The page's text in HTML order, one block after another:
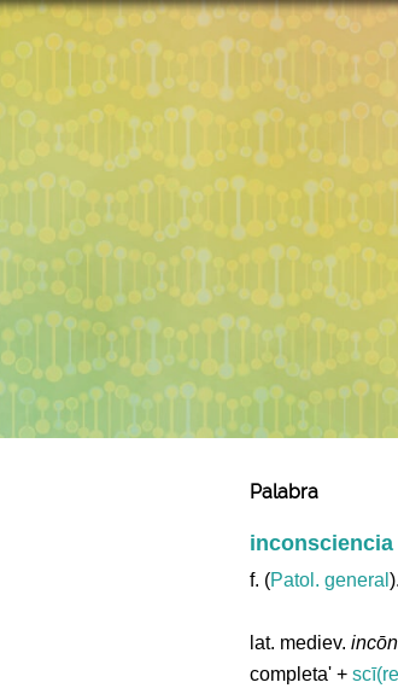
Palabra
inconsciencia
f. (Patol. general
lat. mediev.
completa' +